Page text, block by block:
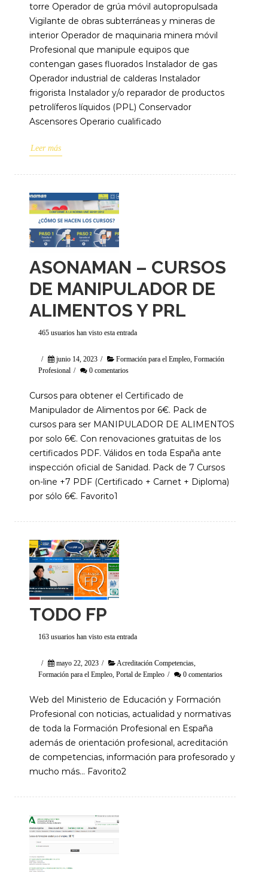
torre Operador de grúa móvil autopropulsada
Vigilante de obras subterráneas y mineras de
interior Operador de maquinaria minera móvil
Profesional que manipule equipos que
contengan gases fluorados Instalador de gas
Operador industrial de calderas Instalador
frigorista Instalador y/o reparador de productos
petrolíferos líquidos (PPL) Conservador
Ascensores Operario cualificado
Leer más
ASONAMAN – CURSOS
DE MANIPULADOR DE
ALIMENTOS Y PRL
465 usuarios han visto esta entrada
/ junio 14, 2023 / Formación para el Empleo Formación
Profesional / 0 comentarios
Cursos para obtener el Certificado de
Manipulador de Alimentos por 6€. Pack de
cursos para ser MANIPULADOR DE ALIMENTOS
por solo 6€. Con renovaciones gratuitas de los
certificados PDF. Válidos en toda España ante
inspección oficial de Sanidad. Pack de 7 Cursos
on-line +7 PDF (Certificado + Carnet + Diploma)
por sólo 6€. Favorito1
TODO FP
163 usuarios han visto esta entrada
/ mayo 22, 2023 / Acreditación Competencias
Formación para el Empleo Portal de Empleo / 0 comentarios
Web del Ministerio de Educación y Formación
Profesional con noticias, actualidad y normativas
de toda la Formación Profesional en España
además de orientación profesional, acreditación
de competencias, información para profesorado y
mucho más… Favorito2